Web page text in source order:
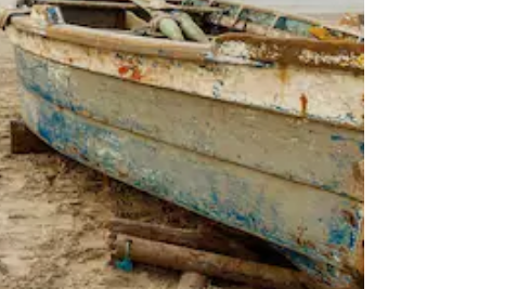
flechas hacia arriba y hacia abajo, o bien tocando y deslizando la pantalla.